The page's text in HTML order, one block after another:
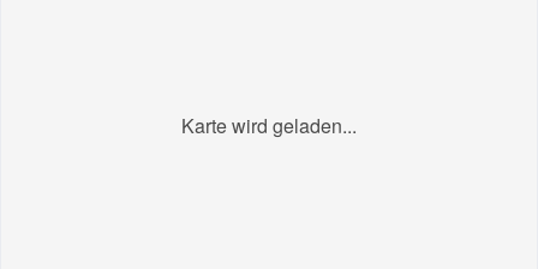
Karte wird geladen...